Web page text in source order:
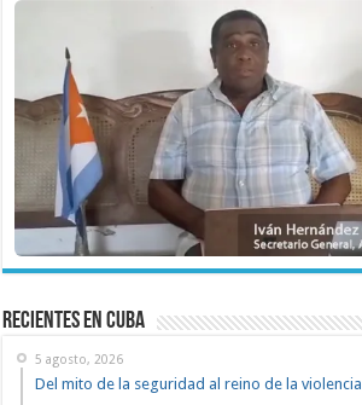
recientes en cuba
5 agosto, 2026
Del mito de la seguridad al reino de la violencia